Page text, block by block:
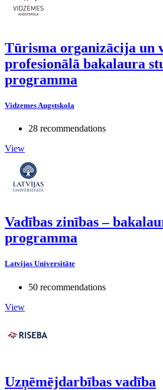
Tūrisma organizācija un
profesionālā bakalaura
programma
Vidzemes Augstskola
28 recommendations
View
Vadības zinības –
programma
Latvijas Universitāte
50 recommendations
View
Uzņēmējdarbības vadība